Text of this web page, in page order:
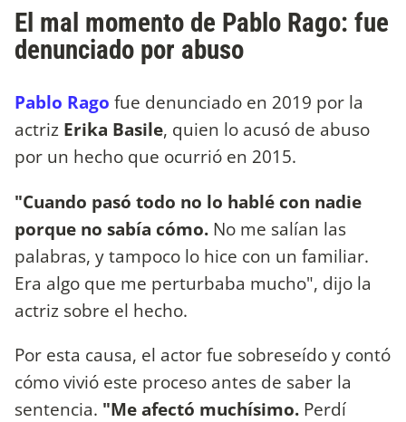
El mal momento de Pablo Rago: fue
denunciado por abuso
Pablo Rago fue denunciado en 2019 por la
actriz Erika Basile, quien lo acusó de abuso
por un hecho que ocurrió en 2015.
"Cuando pasó todo no lo hablé con nadie
porque no sabía cómo. No me salían las
palabras, y tampoco lo hice con un familiar.
Era algo que me perturbaba mucho", dijo la
actriz sobre el hecho.
Por esta causa, el actor fue sobreseído y contó
cómo vivió este proceso antes de saber la
sentencia. "Me afectó muchísimo. Perdí